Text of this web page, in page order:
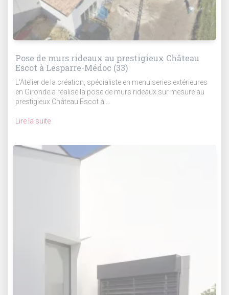
Pose de murs rideaux au prestigieux Château
Escot à Lesparre-Médoc (33)
L'Atelier de la création, spécialiste en menuiseries extérieures
en Gironde a réalisé la pose de murs rideaux sur mesure au
prestigieux Château Escot à ...
Lire la suite